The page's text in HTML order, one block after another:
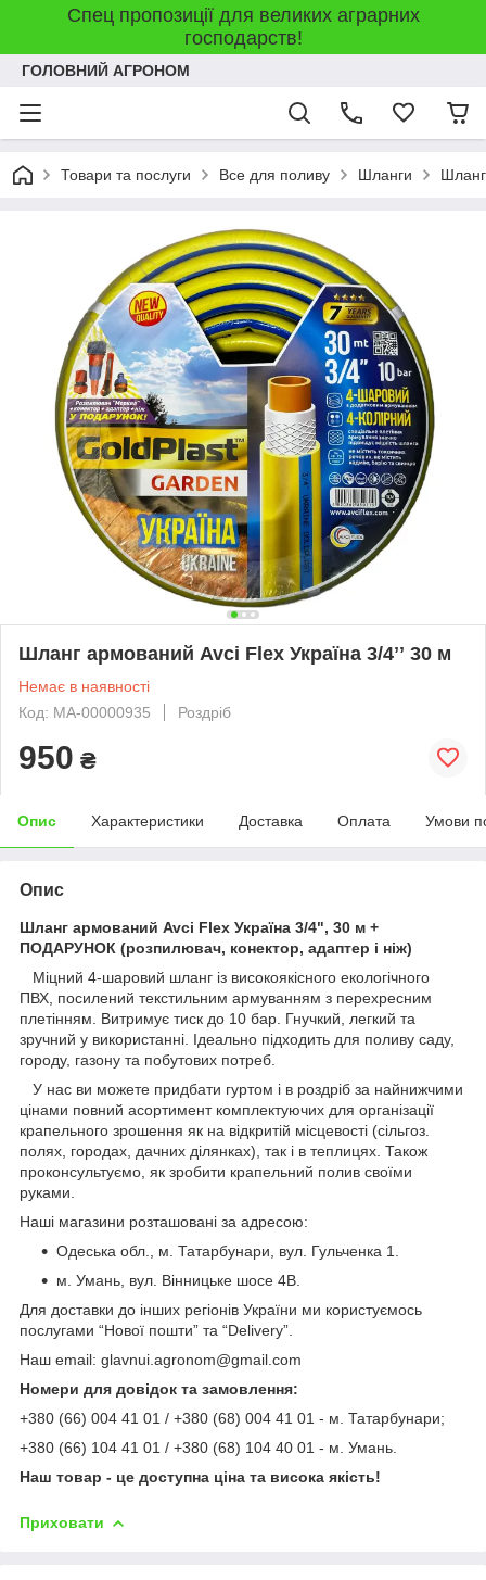
Спец пропозиції для великих аграрних
господарств!
ГОЛОВНИЙ АГРОНОМ
Товари та послуги Все для поливу Шланги
Шланг армований Avci Flex Україна 3/4ʼʼ 30 м
Немає в наявності
Код: МА-00000935
Роздріб
950 ₴
Опис Характеристики Доставка Оплата Умови
Опис
Шланг армований Avci Flex Україна 3/4", 30 м +
ПОДАРУНОК (розпилювач, конектор, адаптер і ніж)
Міцний 4-шаровий шланг із високоякісного екологічного
ПВХ, посилений текстильним армуванням з перехресним
плетінням. Витримує тиск до 10 бар. Гнучкий, легкий та
зручний у використанні. Ідеально підходить для поливу саду,
городу, газону та побутових потреб.
У нас ви можете придбати гуртом і в роздріб за найнижчими
цінами повний асортимент комплектуючих для організації
крапельного зрошення як на відкритій місцевості (сільгоз.
полях, городах, дачних ділянках), так і в теплицях. Також
проконсультуємо, як зробити крапельний полив своїми
руками.
Наші магазини розташовані за адресою:
Одеська обл., м. Татарбунари, вул. Гульченка 1.
м. Умань, вул. Вінницьке шосе 4В.
Для доставки до інших регіонів України ми користуємось
послугами “Нової пошти” та “Delivery”.
Наш email: glavnui.agronom@gmail.com
Номери для довідок та замовлення:
+380 (66) 004 41 01 / +380 (68) 004 41 01 - м. Татарбунари;
+380 (66) 104 41 01 / +380 (68) 104 40 01 - м. Умань.
Наш товар - це доступна ціна та висока якість!
Приховати